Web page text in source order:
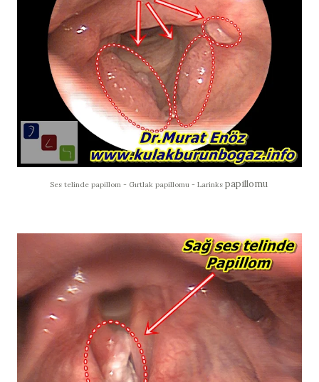
Ses telinde papillom - Gırtlak papillomu - Larinks papillomu